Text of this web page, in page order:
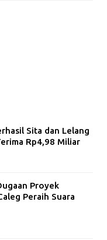
Sita dan Lelang
Rp4,98 Miliar
Proyek
Peraih Suara